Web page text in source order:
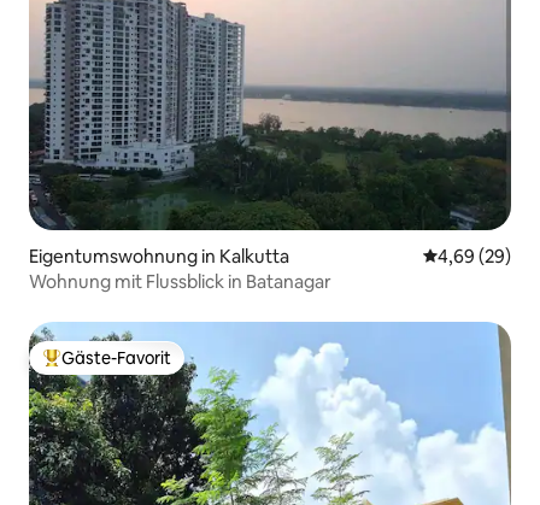
Eigentumswohnung in Kalkutta
4,69 (29)
Wohnung mit Flussblick in Batanagar
Beliebter Gäste-Favorit.
Gäste-Favorit